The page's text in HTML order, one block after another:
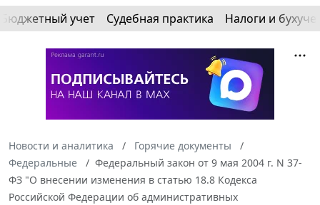
Бюджетный учет Судебная практика Налоги и
Новости и аналитика
Горячие документы
Федеральные
Федеральный закон от 9 мая 2004 г. N 37-
ФЗ "О внесении изменения в статью 18.8 Кодекса
Российской Федерации об административных